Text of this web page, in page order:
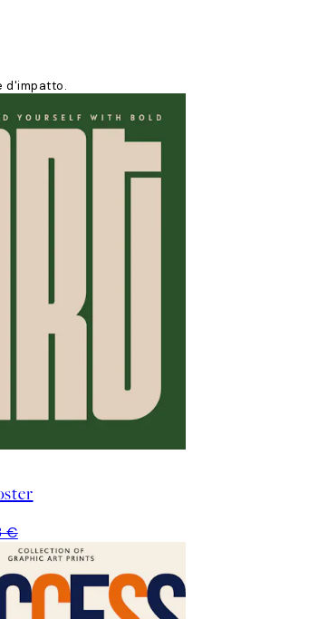
d'impatto.
€